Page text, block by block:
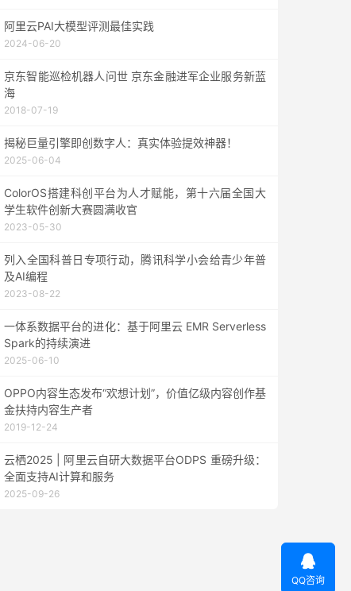
阿里云PAI大模型评测最佳实践
2024-06-20
京东智能巡检机器人问世 京东金融进军企业服务新蓝
海
2018-07-19
揭秘巨量引擎即创数字人：真实体验提效神器！
2025-06-04
ColorOS搭建科创平台为人才赋能，第十六届全国大
学生软件创新大赛圆满收官
2023-05-30
列入全国科普日专项行动，腾讯科学小会给青少年普
及AI编程
2023-08-22
一体系数据平台的进化：基于阿里云 EMR Serverless
Spark的持续演进
2025-06-10
OPPO内容生态发布“欢想计划”，价值亿级内容创作基
金扶持内容生产者
2019-12-24
云栖2025 | 阿里云自研大数据平台ODPS 重磅升级：
全面支持AI计算和服务
2025-09-26

QQ咨询